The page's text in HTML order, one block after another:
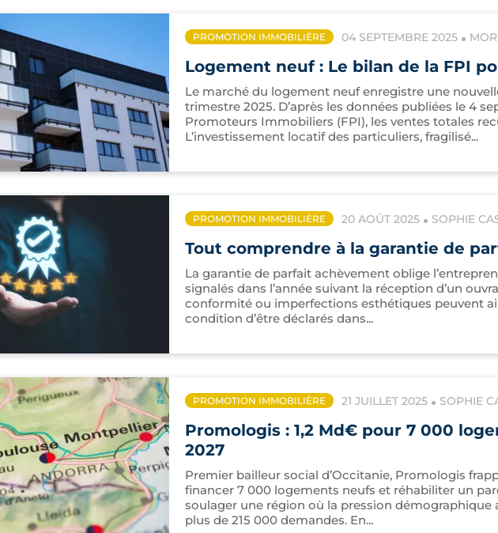
PROMOTION IMMOBILIÈRE 04 SEPTEMBRE 2025
Logement neuf : Le bilan de la FPI
Le marché du logement neuf enregistre une
trimestre 2025. D’après les données publiées le 4
Promoteurs Immobiliers (FPI), les ventes totales
L’investissement locatif des particuliers, fragilisé...
PROMOTION IMMOBILIÈRE 20 AOÛT 2025 SOPHIE
Tout comprendre à la garantie de
La garantie de parfait achèvement oblige
signalés dans l’année suivant la réception d’un
conformité ou imperfections esthétiques peuvent
condition d’être déclarés dans...
PROMOTION IMMOBILIÈRE 21 JUILLET 2025 SOPHIE
Promologis : 1,2 Md€ pour 7 000
2027
Premier bailleur social d’Occitanie, Promologis
financer 7 000 logements neufs et réhabiliter un
soulager une région où la pression démographique
plus de 215 000 demandes. En...